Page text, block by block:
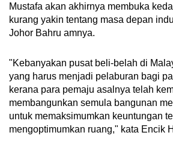
Mustafa akan akhirnya membuka
kurang yakin tentang masa depan
Johor Bahru amnya.
"Kebanyakan pusat beli-belah di
yang harus menjadi pelaburan bagi
kerana para pemaju asalnya telah
membangunkan semula bangunan
untuk memaksimumkan keuntungan
mengoptimumkan ruang," kata Encik